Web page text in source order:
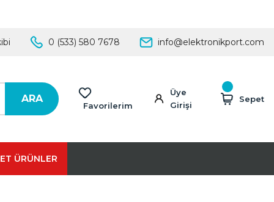
0 (533) 580 7678 info@elektronikport.com
ARA
Favorilerim
Üye
Girişi
Sepet
ÜRÜNLER